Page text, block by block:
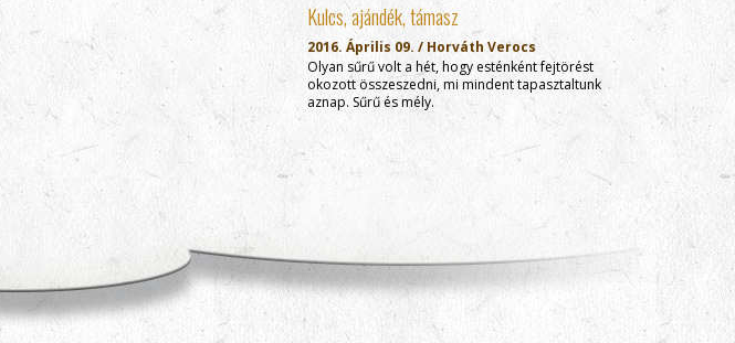
Kulcs, ajándék, támasz
2016. Április 09. / Horváth Verocs
Olyan sűrű volt a hét, hogy esténként fejtörést
okozott összeszedni, mi mindent tapasztaltunk
aznap. Sűrű és mély.